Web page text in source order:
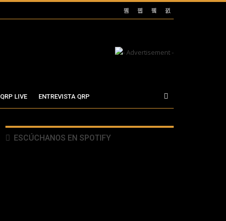
QRP LIVE ENTREVISTA QRP
ESCÚCHANOS EN SPOTIFY